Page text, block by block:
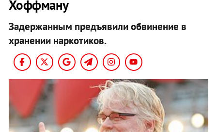
Хоффману
Задержанным предъявили обвинение в
хранении наркотиков.